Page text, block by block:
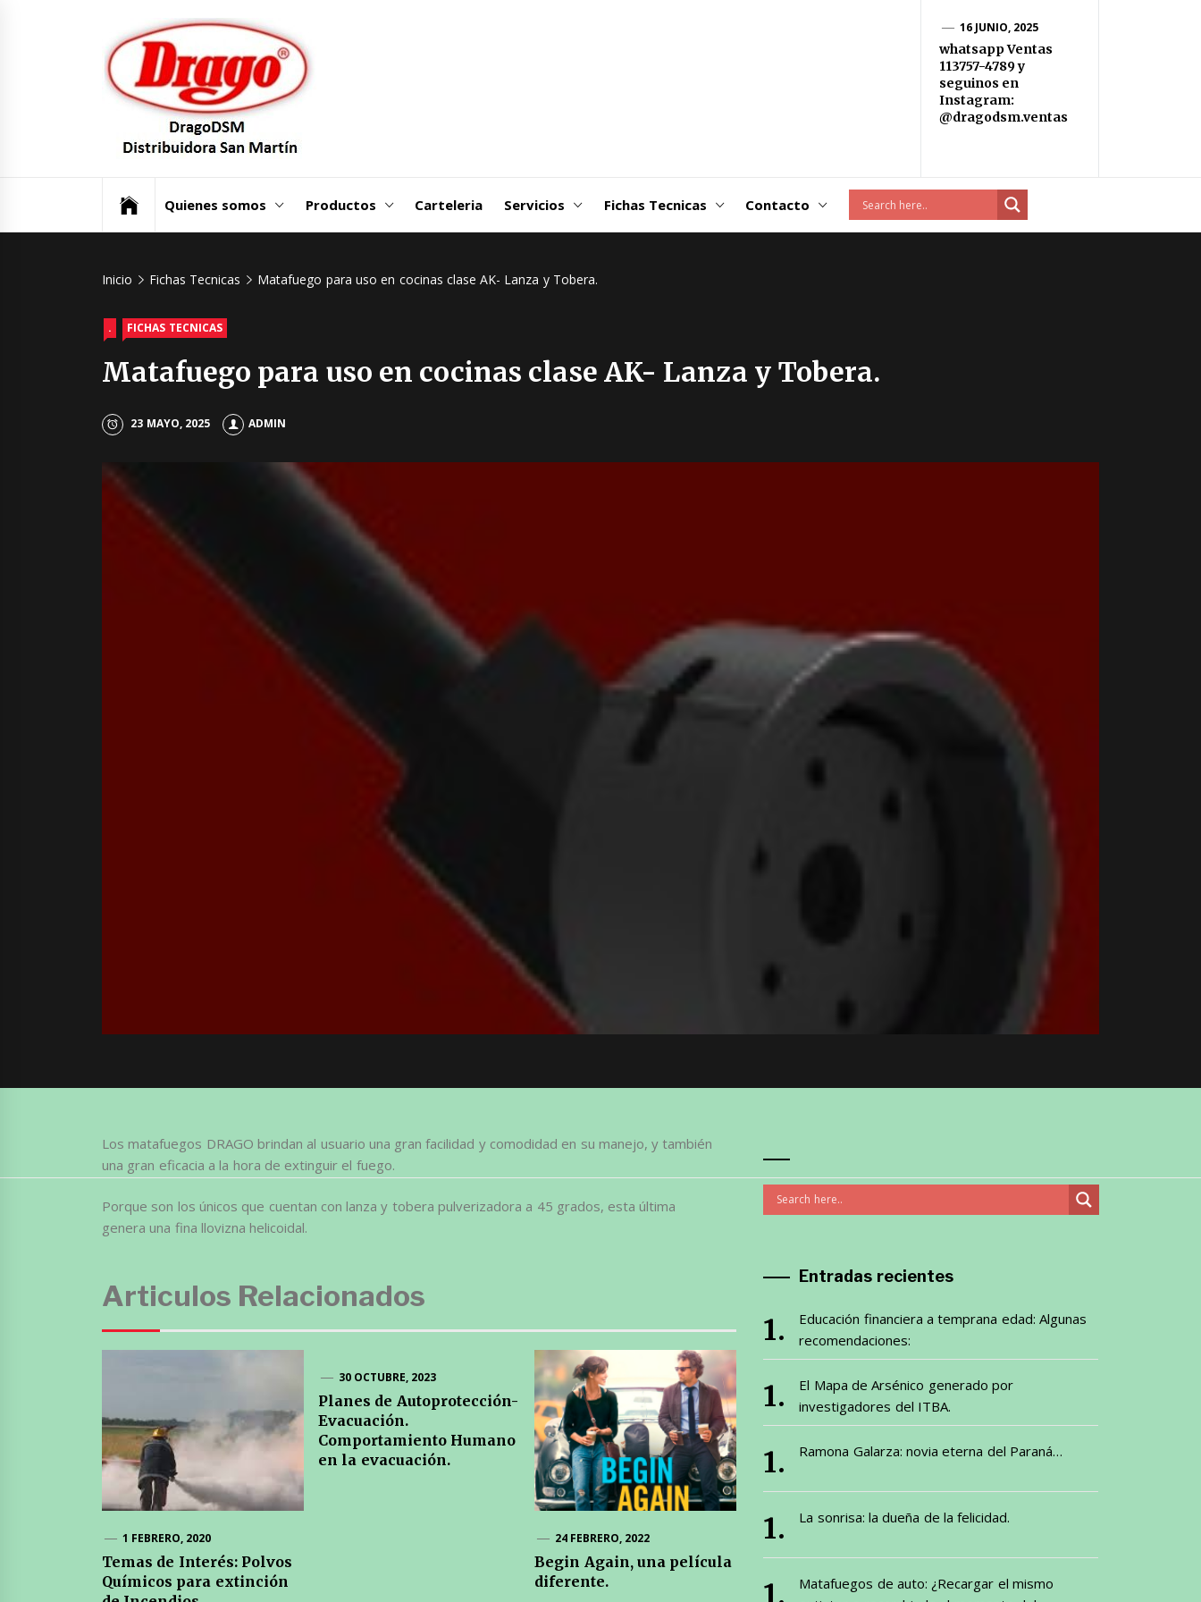
16 JUNIO, 2025
whatsapp Ventas
113757-4789 y
seguinos en
Instagram:
@dragodsm.ventas
Quienes somos Productos Carteleria Servicios Fichas Tecnicas Contacto
Inicio Fichas Tecnicas Matafuego para uso en cocinas clase AK- Lanza y Tobera.
. FICHAS TECNICAS
Matafuego para uso en cocinas clase AK- Lanza y Tobera.
23 MAYO, 2025 ADMIN
Los matafuegos DRAGO brindan al usuario una gran facilidad y comodidad en su manejo, y también
una gran eficacia a la hora de extinguir el fuego.
Porque son los únicos que cuentan con lanza y tobera pulverizadora a 45 grados, esta última
genera una fina llovizna helicoidal.
Articulos Relacionados
1 FEBRERO, 2020
Temas de Interés: Polvos
Químicos para extinción
30 OCTUBRE, 2023
Planes de Autoprotección-
Evacuación.
Comportamiento Humano
en la evacuación.
24 FEBRERO, 2022
Begin Again, una película
diferente.
Entradas recientes
Educación financiera a temprana edad: Algunas
recomendaciones:
El Mapa de Arsénico generado por
investigadores del ITBA.
Ramona Galarza: novia eterna del Paraná…
La sonrisa: la dueña de la felicidad.
Matafuegos de auto: ¿Recargar el mismo